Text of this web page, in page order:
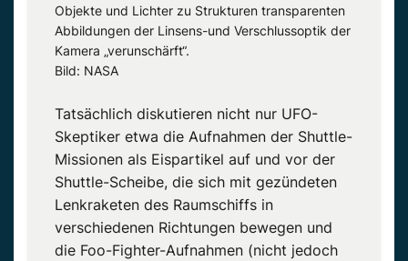
Objekte und Lichter zu Strukturen transparenten
Abbildungen der Linsens-und Verschlussoptik der
Kamera „verunschärft“.
Bild: NASA
Tatsächlich diskutieren nicht nur UFO-
Skeptiker etwa die Aufnahmen der Shuttle-
Missionen als Eispartikel auf und vor der
Shuttle-Scheibe, die sich mit gezündeten
Lenkraketen des Raumschiffs in
verschiedenen Richtungen bewegen und
die Foo-Fighter-Aufnahmen (nicht jedoch